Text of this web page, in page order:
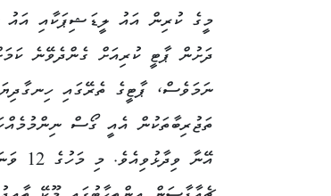
މީގެ ކުރިން އައު ލީޑަޝިޕަކާއި
ދަށުން ޕާޓީ ކުރިއަށް ގެންދެވޭނެ
ނަމަވެސް، ޕާޓީގެ ތެރޭގައި
ތަޖުރިބާތަކުން އެއީ ގޯސް
އޭނާ